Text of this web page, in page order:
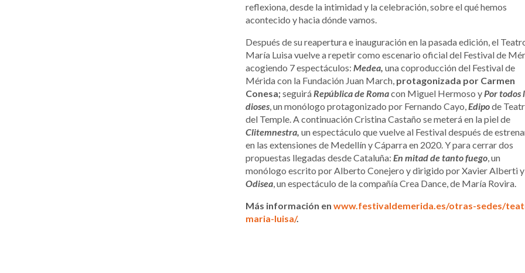
reflexiona, desde la intimidad y la celebración, sobre el qué hemos
acontecido y hacia dónde vamos.
Después de su reapertura e inauguración en la pasada edición, el
María Luisa vuelve a repetir como escenario oficial del Festival de
acogiendo 7 espectáculos: Medea, una coproducción del Festival de
Mérida con la Fundación Juan March, protagonizada por Carmen
Conesa;seguirá República de Romacon Miguel Hermoso y Por todos
dioses , un monólogo protagonizado por Fernando Cayo, Edipode
del Temple. A continuación Cristina Castaño se meterá en la piel de
Clitemnestra, un espectáculo que vuelve al Festival después de
en las extensiones de Medellín y Cáparra en 2020. Y para cerrar dos
propuestas llegadas desde Cataluña: En mitad de tanto fuego , un
monólogo escrito por Alberto Conejero y dirigido por Xavier Alberti y
Odisea , un espectáculo de la compañía Crea Dance, de María Rovira.
Más información en www.festivaldemerida.es/otras-sedes/
maria-luisa/.